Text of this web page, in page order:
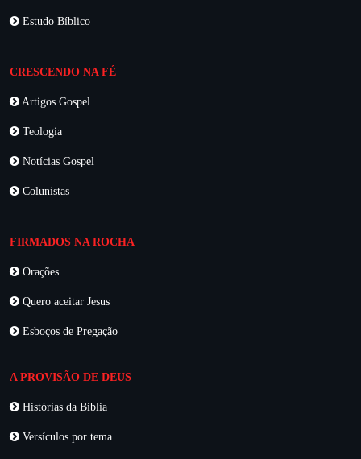
Estudo Bíblico
CRESCENDO NA FÉ
Artigos Gospel
Teologia
Notícias Gospel
Colunistas
FIRMADOS NA ROCHA
Orações
Quero aceitar Jesus
Esboços de Pregação
A PROVISÃO DE DEUS
Histórias da Bíblia
Versículos por tema